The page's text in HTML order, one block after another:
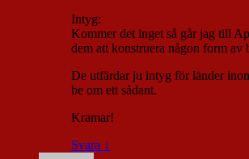
Intyg:
Kommer det inget så går jag till
dem att konstruera någon form av
De utfärdar ju intyg för länder
be om ett sådant.
Kramar!
Svara ↓